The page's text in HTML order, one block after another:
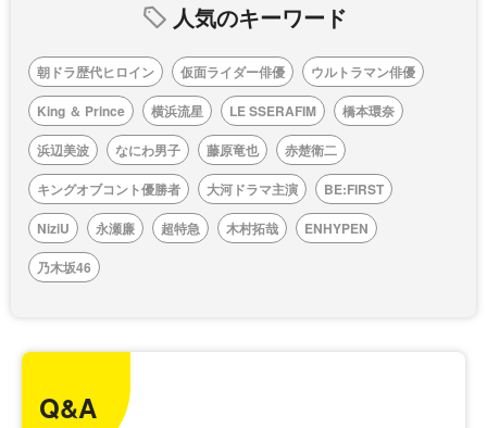
人気のキーワード
朝ドラ歴代ヒロイン 仮面ライダー俳優
ウルトラマン俳優
King ＆ Prince
横浜流星 LE SSERAFIM
橋本環奈
浜辺美波
なにわ男子 藤原竜也
赤楚衛二
キングオブコント優勝者
大河ドラマ主演
BE:FIRST
NiziU
永瀬廉 超特急 木村拓哉
ENHYPEN
乃木坂46
Q&A